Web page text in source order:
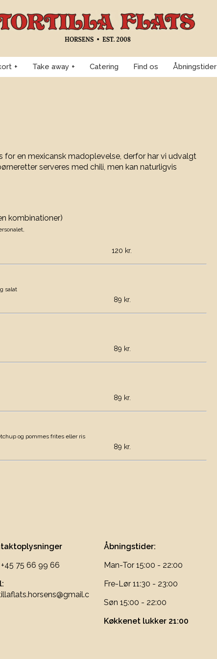
Take away Catering Find os Åbningstider
for en mexicansk madoplevelse, derfor har vi udvalgt
serveres med chili, men kan naturligvis
kombinationer)
kr.
salat
kr.
kr.
kr.
og pommes frites eller ris
kr.
+45 75 66 99 66
Åbningstider:
Man-Tor 15:00 - 22:00
Fre-Lør 11:30 - 23:00
Søn 15:00 - 22:00
Køkkenet lukker 21:00